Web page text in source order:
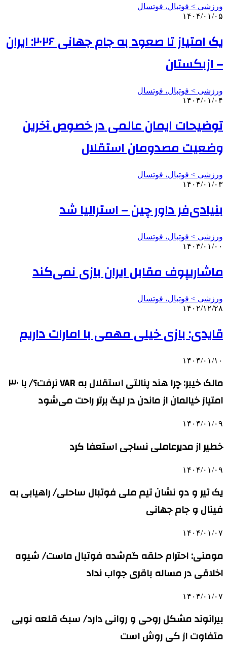
ورزشی > فوتبال، فوتسال
۱۴۰۴/۰۱/۰۵
یک امتیاز تا صعود به جام جهانی ۲۰۲۶: ایران
– ازبکستان
ورزشی > فوتبال، فوتسال
۱۴۰۴/۰۱/۰۴
توضیحات ایمان عالمی در خصوص آخرین
وضعیت مصدومان استقلال
ورزشی > فوتبال، فوتسال
۱۴۰۴/۰۱/۰۳
بنیادی‌فر داور چین – استرالیا شد
ورزشی > فوتبال، فوتسال
۱۴۰۳/۰۱/۰۰
ماشاریپوف مقابل ایران بازی نمی‌کند
ورزشی > فوتبال، فوتسال
۱۴۰۲/۱۲/۲۸
قایدی: بازی خیلی مهمی با امارات داریم
۱۴۰۴/۰۱/۱۰
مالک خیبر: چرا هند پنالتی استقلال به VAR نرفت؟/ با ۳۰
امتیاز خیالمان از ماندن در لیگ برتر راحت می‌شود
۱۴۰۴/۰۱/۰۹
خطیر از مدیرعاملی نساجی استعفا کرد
۱۴۰۴/۰۱/۰۹
یک تیر و دو نشان تیم ملی فوتبال ساحلی/ راهیابی به
فینال و جام جهانی
۱۴۰۴/۰۱/۰۷
مومنی: احترام حلقه گم‌شده فوتبال ماست/ شیوه
اخلاقی در مساله باقری جواب نداد
۱۴۰۴/۰۱/۰۷
بیرانوند مشکل روحی و روانی دارد/ سبک قلعه نویی
متفاوت از کی روش است